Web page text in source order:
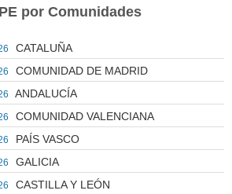
por Comunidades
CATALUÑA
COMUNIDAD DE MADRID
ANDALUCÍA
COMUNIDAD VALENCIANA
PAÍS VASCO
GALICIA
CASTILLA Y LEÓN